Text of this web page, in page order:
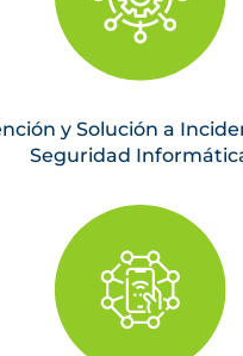
y Solución a
Seguridad